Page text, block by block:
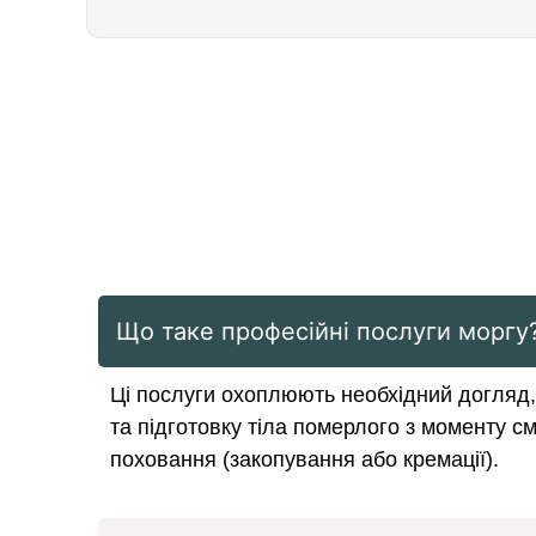
Що таке професійні послуги
Ці послуги охоплюють необхідний
та підготовку тіла померлого з моменту
поховання (закопування або кремації).